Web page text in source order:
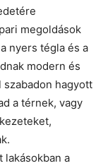
megoldások
nyers tégla és a
modern és
szabadon hagyott
a térnek, vagy
lakásokban a